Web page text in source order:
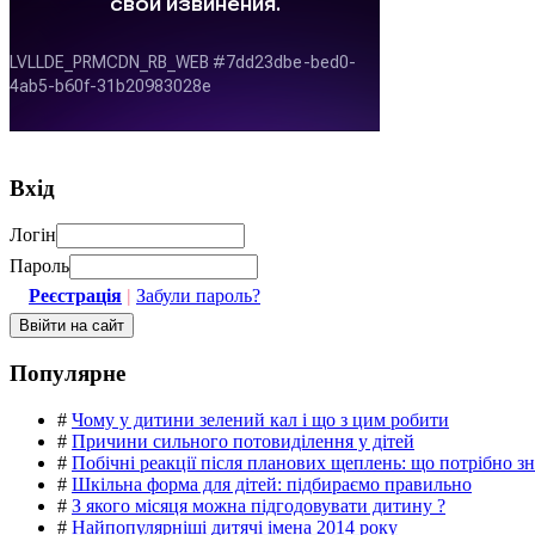
Вхід
Логін
Пароль
Реєстрація
Забули пароль?
Популярне
# Чому у дитини зелений кал і що з цим робити
# Причини сильного потовиділення у дітей
# Побічні реакції після планових щеплень: що потрібно
# Шкільна форма для дітей: підбираємо правильно
# З якого місяця можна підгодовувати дитину ?
# Найпопулярніші дитячі імена 2014 року